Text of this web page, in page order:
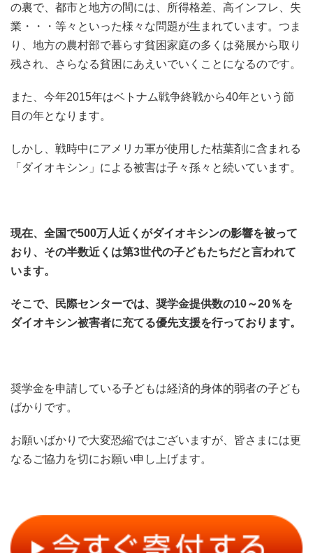
の裏で、都市と地方の間には、所得格差、高インフレ、失
業・・・等々といった様々な問題が生まれています。つま
り、地方の農村部で暮らす貧困家庭の多くは発展から取り
残され、さらなる貧困にあえいでいくことになるのです。
また、今年2015年はベトナム戦争終戦から40年という節
目の年となります。
しかし、戦時中にアメリカ軍が使用した枯葉剤に含まれる
「ダイオキシン」による被害は子々孫々と続いています。
現在、全国で500万人近くがダイオキシンの影響を被って
おり、その半数近くは第3世代の子どもたちだと言われて
います。
そこで、民際センターでは、奨学金提供数の10～20％を
ダイオキシン被害者に充てる優先支援を行っております。
奨学金を申請している子どもは経済的身体的弱者の子ども
ばかりです。
お願いばかりで大変恐縮ではございますが、皆さまには更
なるご協力を切にお願い申し上げます。